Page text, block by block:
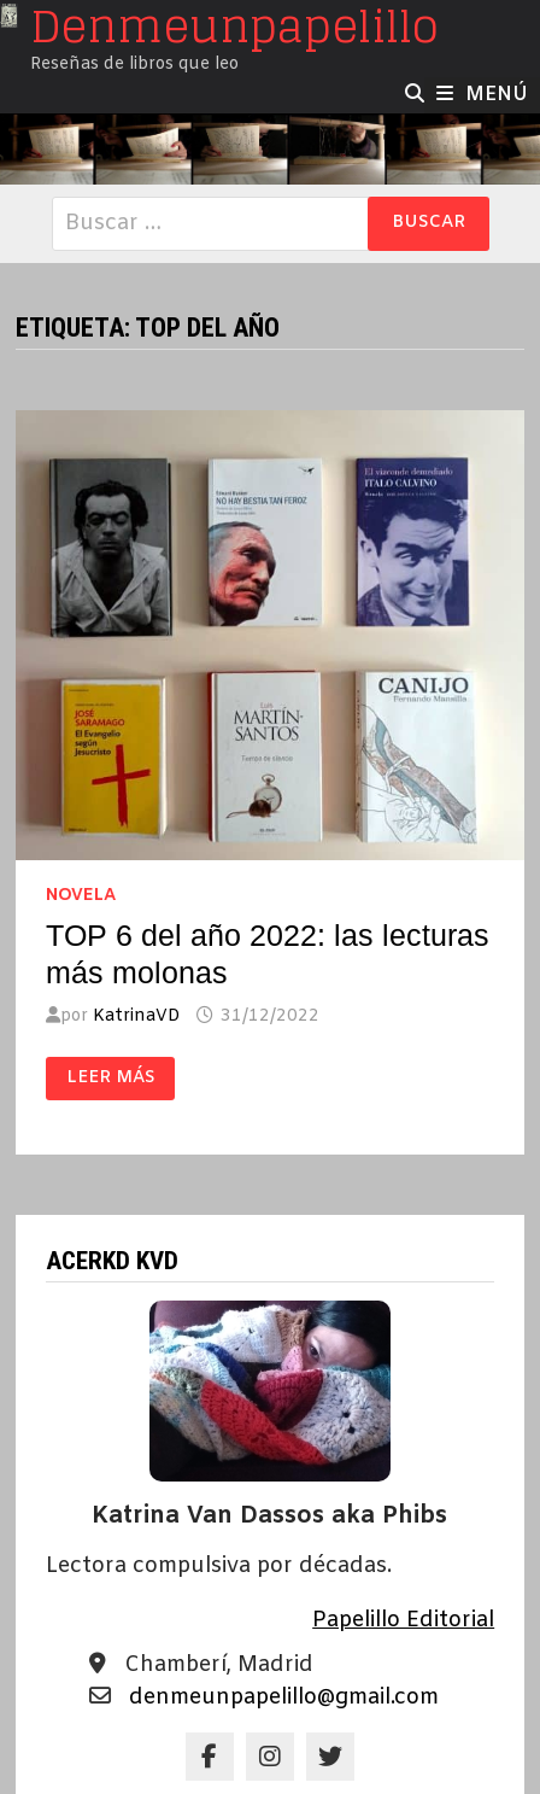
SaltarDenmeunpapelillo
Reseñas de libros que leo
MENÚ
Buscar:
ETIQUETA: TOP DEL AÑO
NOVELA
TOP 6 del año 2022: las lecturas
más molonas
por KatrinaVD 31/12/2022
TOP
6
DEL
LAS
LEER MÁS
ACERKD KVD
Katrina Van Dassos aka Phibs
Lectora compulsiva por décadas.
Papelillo Editorial
Chamberí, Madrid
denmeunpapelillo@gmail.com